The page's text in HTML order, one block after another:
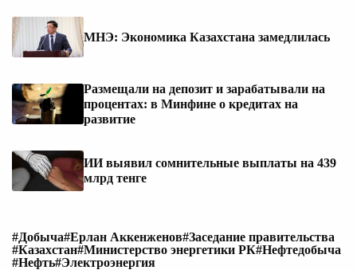
МНЭ: Экономика Казахстана замедлилась
Размещали на депозит и зарабатывали на
процентах: в Минфине о кредитах на
развитие
ИИ выявил сомнительные выплаты на 439
млрд тенге
#Добыча#Ерлан Аккенженов#Заседание правительства
#Казахстан#Министерство энергетики РК#Нефтедобыча
#Нефть#Электроэнергия